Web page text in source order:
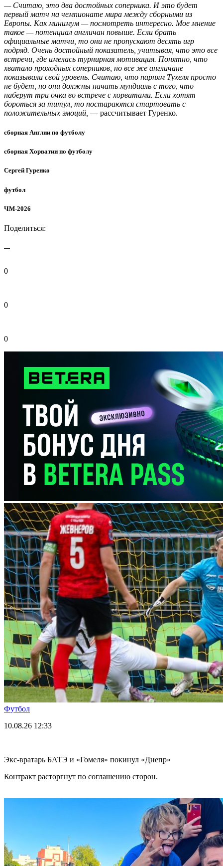
— Считаю, это два достойных соперника. И это будет
первый матч на чемпионате мира между сборными из
Европы. Как минимум — посмотреть интересно. Мое мнение
такое — потенциал англичан повыше. Если брать
официальные матчи, то они не пропускают десять игр
подряд. Очень достойный показатель, учитывая, что это все
встречи, где имелась турнирная мотивация. Понятно, что
хватало проходных соперников, но все же англичане
показывали свой уровень. Считаю, что парням Тухеля просто
не будет, но они должны начать мундиаль с того, что
наберут три очка во встрече с хорватами. Если хотят
бороться за титул, то постараются стартовать с
положительных эмоций, — рассчитывает Гуренко.
сборная Англии по футболу
сборная Хорватии по футболу
Сергей Гуренко
футбол
ЧМ-2026
Поделиться:
0
0
0
Футбол
10.08.26 12:33
Экс-вратарь БАТЭ и «Гомеля» покинул «Днепр»
Контракт расторгнут по соглашению сторон.